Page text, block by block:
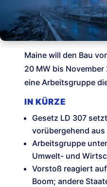
Maine will den Bau
20 MW bis
eine Arbeitsgruppe
IN KÜRZE
Gesetz LD 307
vorübergehend aus
Arbeitsgruppe
Umwelt- und
Vorstoß reagiert
Boom; andere